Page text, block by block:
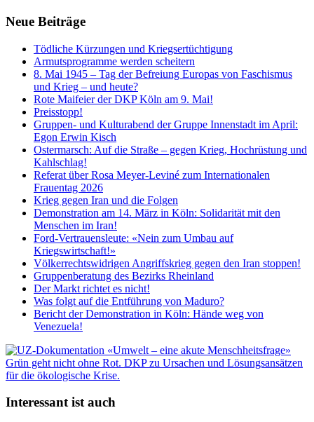
Neue Beiträge
Tödliche Kürzungen und Kriegsertüchtigung
Armutsprogramme werden scheitern
8. Mai 1945 – Tag der Befreiung Europas von Faschismus
und Krieg – und heute?
Rote Maifeier der DKP Köln am 9. Mai!
Preisstopp!
Gruppen- und Kulturabend der Gruppe Innenstadt im April:
Egon Erwin Kisch
Ostermarsch: Auf die Straße – gegen Krieg, Hochrüstung und
Kahlschlag!
Referat über Rosa Meyer-Leviné zum Internationalen
Frauentag 2026
Krieg gegen Iran und die Folgen
Demonstration am 14. März in Köln: Solidarität mit den
Menschen im Iran!
Ford-Vertrauensleute: «Nein zum Umbau auf
Kriegswirtschaft!»
Völkerrechtswidrigen Angriffskrieg gegen den Iran stoppen!
Gruppenberatung des Bezirks Rheinland
Der Markt richtet es nicht!
Was folgt auf die Entführung von Maduro?
Bericht der Demonstration in Köln: Hände weg von
Venezuela!
Interessant ist auch